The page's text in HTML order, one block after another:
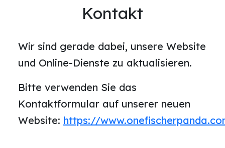
Kontakt
Wir sind gerade dabei, unsere Website
und Online-Dienste zu aktualisieren.
Bitte verwenden Sie das
Kontaktformular auf unserer neuen
Website: https://